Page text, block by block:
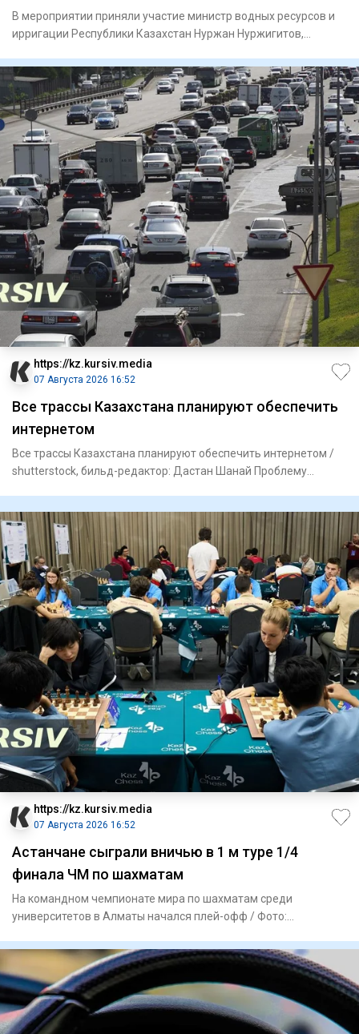
В мероприятии приняли участие министр водных ресурсов и
ирригации Республики Казахстан Нуржан Нуржигитов,
https://kz.kursiv.media
07 Августа 2026 16:52
Все трассы Казахстана планируют обеспечить
интернетом
Все трассы Казахстана планируют обеспечить интернетом /
shutterstock, бильд-редактор: Дастан Шанай Проблему
https://kz.kursiv.media
07 Августа 2026 16:52
Астанчане сыграли вничью в 1 м туре 1/4
финала ЧМ по шахматам
На командном чемпионате мира по шахматам среди
университетов в Алматы начался плей-офф / Фото: